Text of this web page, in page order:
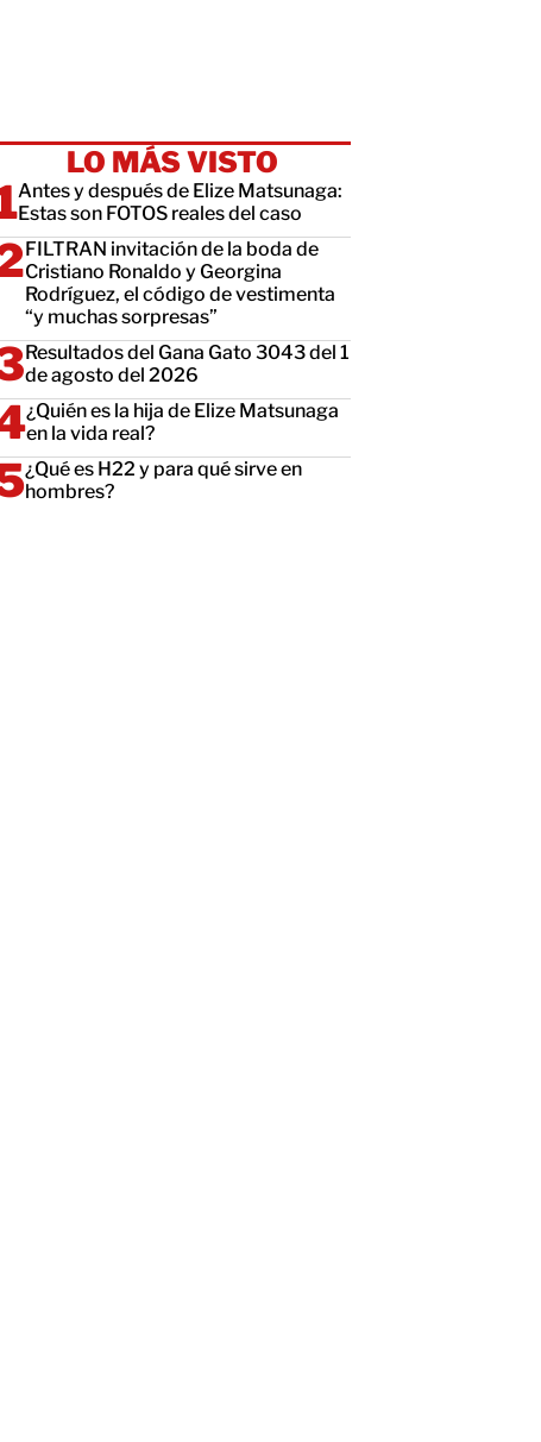
LO MÁS VISTO
Antes y después de Elize Matsunaga:
Estas son FOTOS reales del caso
FILTRAN invitación de la boda de
Cristiano Ronaldo y Georgina
Rodríguez, el código de vestimenta
“y muchas sorpresas”
Resultados del Gana Gato 3043 del 1
de agosto del 2026
¿Quién es la hija de Elize Matsunaga
en la vida real?
¿Qué es H22 y para qué sirve en
hombres?